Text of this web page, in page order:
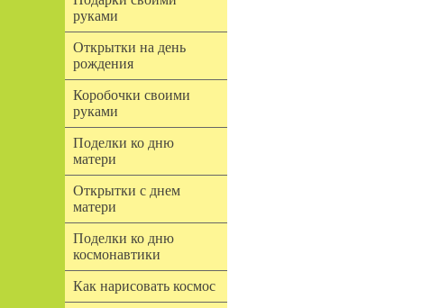
руками
Открытки на день
рождения
Коробочки своими
руками
Поделки ко дню
матери
Открытки с днем
матери
Поделки ко дню
космонавтики
Как нарисовать космос